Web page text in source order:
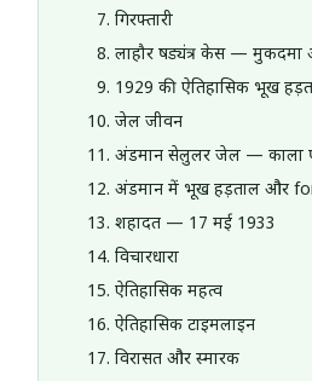
गिरफ्तारी
लाहौर षड्यंत्र केस —
1929 की ऐतिहासिक भूख
जेल जीवन
अंडमान सेलुलर जेल — काला
अंडमान में भूख हड़ताल और
शहादत — 17 मई 1933
विचारधारा
ऐतिहासिक महत्व
ऐतिहासिक टाइमलाइन
विरासत और स्मारक